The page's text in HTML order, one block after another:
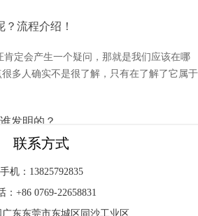
多人确实不是很了解，只有在了解了它属于
Electrodeionization，CEDI）是由Rex L.
1977年在美国发明的。他们在Dow Chemical
联系方式
手机：13825792835
：+86 0769-22658831
东东莞市东城区同沙工业区